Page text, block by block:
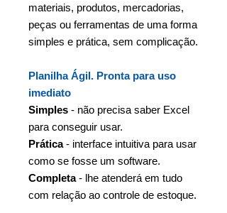
materiais, produtos, mercadorias,
peças ou ferramentas de uma forma
simples e prática, sem complicação.
Planilha Ágil. Pronta para uso
imediato
Simples - não precisa saber Excel
para conseguir usar.
Prática- interface intuitiva para usar
como se fosse um software.
Completa- lhe atenderá em tudo
com relação ao controle de estoque.